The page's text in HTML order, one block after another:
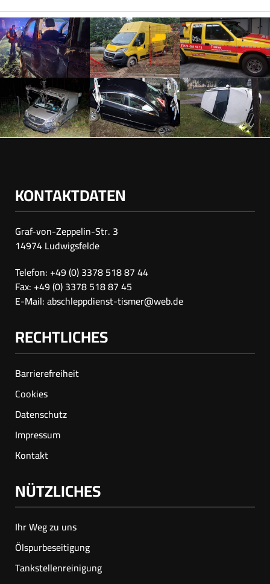
KONTAKTDATEN
Graf-von-Zeppelin-Str. 3
14974 Ludwigsfelde
Telefon: +49 (0) 3378 518 87 44
Fax: +49 (0) 3378 518 87 45
E-Mail:abschleppdienst-tismer@web.de
RECHTLICHES
Barrierefreiheit
Cookies
Datenschutz
Impressum
Kontakt
NÜTZLICHES
Ihr Weg zu uns
Ölspur­beseitigung
Tankstellenreinigung